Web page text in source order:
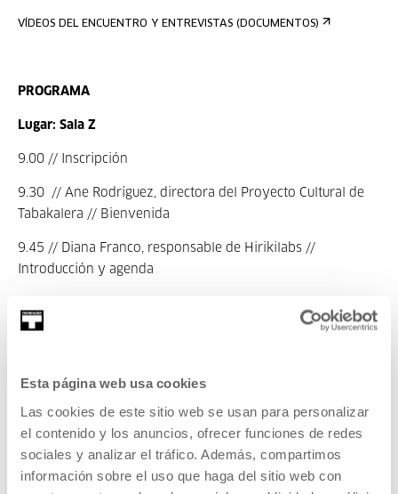
Esta página web usa cookies
Las cookies de este sitio web se usan para personalizar
el contenido y los anuncios, ofrecer funciones de redes
sociales y analizar el tráfico. Además, compartimos
información sobre el uso que haga del sitio web con
VÍDEOS DEL ENCUENTRO Y ENTREVISTAS (DOCUMENTOS)
PROGRAMA
Lugar: Sala Z
9.00 // Inscripción
9.30 // Ane Rodríguez, directora del Proyecto Cultural de
Tabakalera // Bienvenida
9.45 // Diana Franco, responsable de Hirikilabs //
Introducción y agenda
del Instituto de Filosofía del CSIC): "El determinismo
11.00 // Café
11.30 // Blanca Ortiga, Isabel Tomás Pérez, Martu //
Conversación entre dos experiencias FemTek (Bilbao) y
La_bekka (Madrid)
12.30 // Margarita Padilla, Estrella Soria, Inés Bebea, Diana